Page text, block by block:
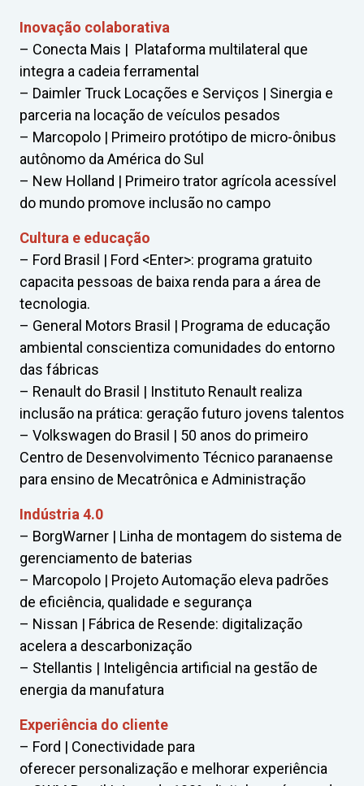
Inovação colaborativa
– Conecta Mais | Plataforma multilateral que
integra a cadeia ferramental
– Daimler Truck Locações e Serviços | Sinergia e
parceria na locação de veículos pesados
– Marcopolo | Primeiro protótipo de micro-ônibus
autônomo da América do Sul
– New Holland | Primeiro trator agrícola acessível
do mundo promove inclusão no campo
Cultura e educação
– Ford Brasil | Ford <Enter>: programa gratuito
capacita pessoas de baixa renda para a área de
tecnologia.
– General Motors Brasil | Programa de educação
ambiental conscientiza comunidades do entorno
das fábricas
– Renault do Brasil | Instituto Renault realiza
inclusão na prática: geração futuro jovens talentos
– Volkswagen do Brasil | 50 anos do primeiro
Centro de Desenvolvimento Técnico paranaense
para ensino de Mecatrônica e Administração
Indústria 4.0
– BorgWarner | Linha de montagem do sistema de
gerenciamento de baterias
– Marcopolo | Projeto Automação eleva padrões
de eficiência, qualidade e segurança
– Nissan | Fábrica de Resende: digitalização
acelera a descarbonização
– Stellantis | Inteligência artificial na gestão de
energia da manufatura
Experiência do cliente
– Ford | Conectividade para
oferecer personalização e melhorar experiência